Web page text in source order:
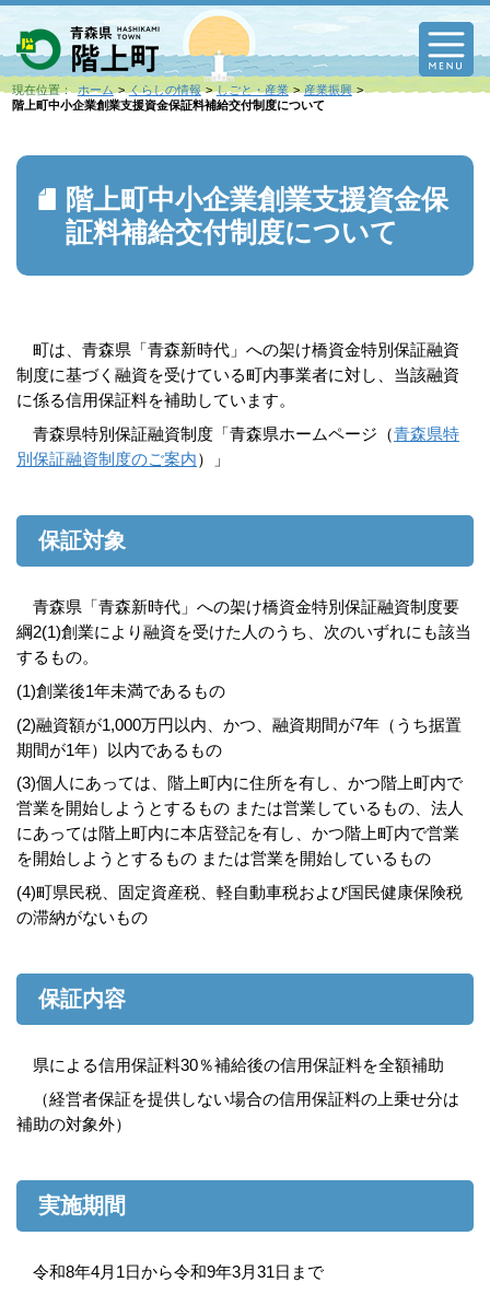
現在位置： ホーム くらしの情報 しごと・産業
産業振興
階上町中小企業創業支援資金保証料補給交付制度について
階上町中小企業創業支援資金保
証料補給交付制度について
町は、青森県「青森新時代」への架け橋資金特別保証融資
制度に基づく融資を受けている町内事業者に対し、当該融資
に係る信用保証料を補助しています。
青森県特別保証融資制度「青森県ホームページ（青森県特
別保証融資制度のご案内）」
保証対象
青森県「青森新時代」への架け橋資金特別保証融資制度要
綱2(1)創業により融資を受けた人のうち、次のいずれにも該当
するもの。
(1)創業後1年未満であるもの
(2)融資額が1,000万円以内、かつ、融資期間が7年（うち据置
期間が1年）以内であるもの
(3)個人にあっては、階上町内に住所を有し、かつ階上町内で
営業を開始しようとするもの または営業しているもの、法人
にあっては階上町内に本店登記を有し、かつ階上町内で営業
を開始しようとするもの または営業を開始しているもの
(4)町県民税、固定資産税、軽自動車税および国民健康保険税
の滞納がないもの
保証内容
県による信用保証料30％補給後の信用保証料を全額補助
（経営者保証を提供しない場合の信用保証料の上乗せ分は
補助の対象外）
実施期間
令和8年4月1日から令和9年3月31日まで